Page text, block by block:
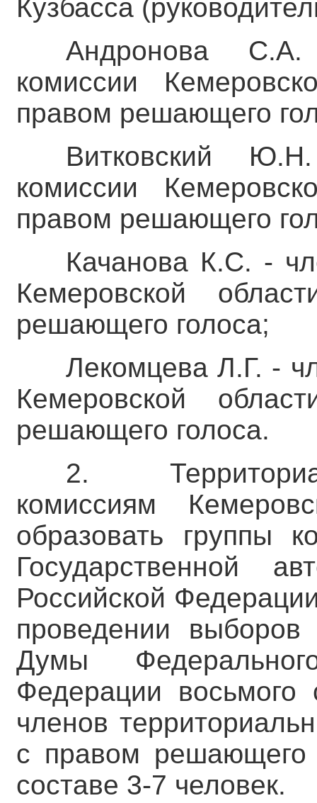
Кузбасса
Андронова
комиссии
правом решающего
Витковский
комиссии
правом решающего
Качанова К.С. -
Кемеровской
решающего голоса;
Лекомцева Л.Г. -
Кемеровской
решающего голоса.
2.
комиссиям
образовать группы
Государственной
Российской
проведении выборов
Думы
Федерации
членов
с правом решающего
составе 3-7 человек.